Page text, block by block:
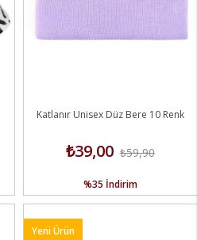
Katlanır Unisex Düz Bere 10 Renk
₺39,00 ₺59,90
%35 İndirim
Yeni Ürün